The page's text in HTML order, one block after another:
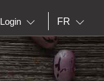
Login FR